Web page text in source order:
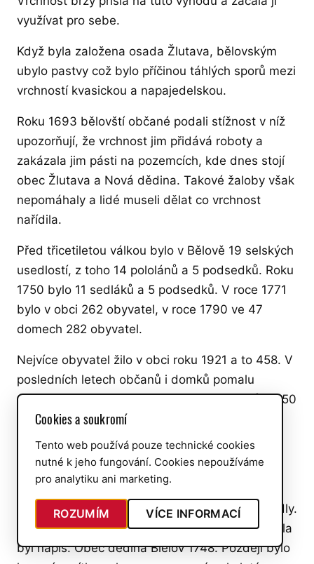
využívat pro sebe.
Když byla založena osada Žlutava, bělovským
ubylo pastvy což bylo příčinou táhlých sporů mezi
vrchností kvasickou a napajedelskou.
Roku 1693 bělovští občané podali stížnost v níž
upozorňují, že vrchnost jim přidává roboty a
zakázala jim pásti na pozemcích, kde dnes stojí
obec Žlutava a Nová dědina. Takové žaloby však
nepomáhaly a lidé museli dělat co vrchnost
nařídila.
Před třicetiletou válkou bylo v Bělově 19 selských
usedlostí, z toho 14 pololánů a 5 podsedků. Roku
1750 bylo 11 sedláků a 5 podsedků. V roce 1771
bylo v obci 262 obyvatel, v roce 1790 ve 47
domech 282 obyvatel.
Nejvíce obyvatel žilo v obci roku 1921 a to 458. V
posledních letech občanů i domků pomalu
přibývá, v roce 2002 bylo v obci 121 domků a 250
obyvatel.
Na úřední věci se dávala obecní pečeť. Pečeť
byla kovová a pečetilo se do pečetního vosku.
Vypadalo takto: na kruhové pečeti bylo orací
rádlo s jedním levým kolečkem se dvěma držadly.
Na obloze 4 (5) hvězd se sluncem. Kolem dokola
byl nápis: Obec dědina Bielov 1748. Později bylo
Cookies a soukromí
Tento web používá pouze technické cookies
nutné k jeho fungování. Cookies nepoužíváme
pro analytiku ani marketing.
ROZUMÍM VÍCE INFORMACÍ